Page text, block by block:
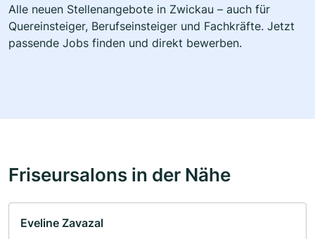
Alle neuen Stellenangebote in Zwickau – auch für
Quereinsteiger, Berufseinsteiger und Fachkräfte. Jetzt
passende Jobs finden und direkt bewerben.
Friseursalons in der Nähe
Eveline Zavazal